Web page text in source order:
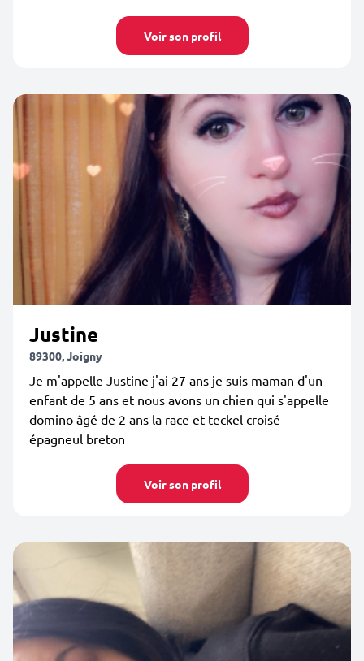
Voir son profil
Justine
89300, Joigny
Je m'appelle Justine j'ai 27 ans je suis maman d'un
enfant de 5 ans et nous avons un chien qui s'appelle
domino âgé de 2 ans la race et teckel croisé
épagneul breton
Voir son profil